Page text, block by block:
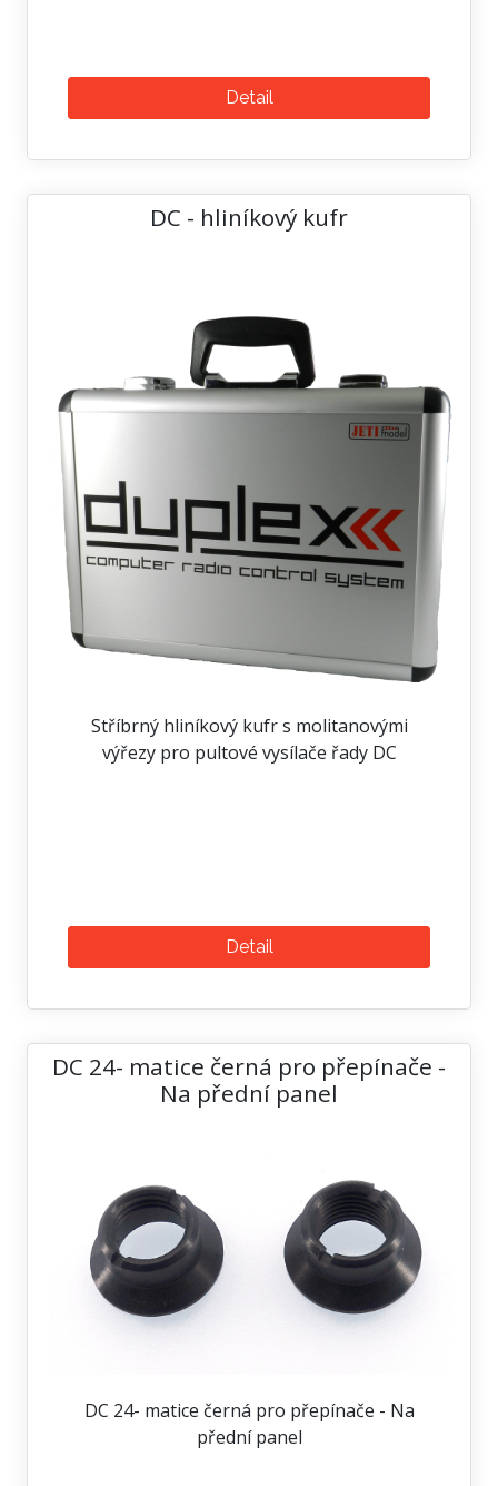
Detail
DC - hliníkový kufr
Stříbrný hliníkový kufr s molitanovými
výřezy pro pultové vysílače řady DC
Detail
DC 24- matice černá pro přepínače -
Na přední panel
DC 24- matice černá pro přepínače - Na
přední panel